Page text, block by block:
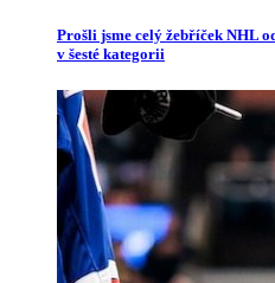
Prošli jsme celý žebříček NHL
v šesté kategorii